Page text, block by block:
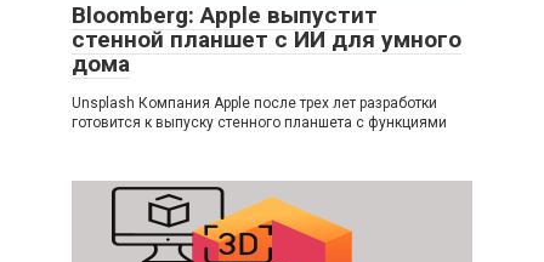
Bloomberg: Apple выпустит
стенной планшет с ИИ для умного
дома
Unsplash Компания Apple после трех лет разработки
готовится к выпуску стенного планшета с функциями